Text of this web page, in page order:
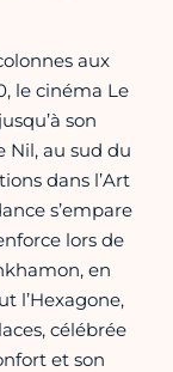
aux
le cinéma Le
son
Nil, au sud du
dans l’Art
s’empare
lors de
en
l’Hexagone,
célébrée
et son